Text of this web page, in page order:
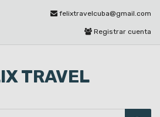
felixtravelcuba@gmail.com
Registrar cuenta
TRAVEL